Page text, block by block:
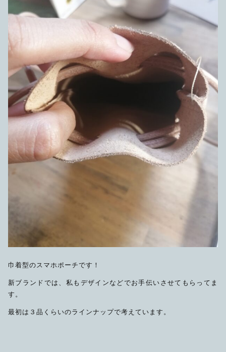
巾着型のスマホポーチです！
新ブランドでは、私もデザインなどでお手伝いさせてもらってま
す。
最初は３品くらいのラインナップで考えています。